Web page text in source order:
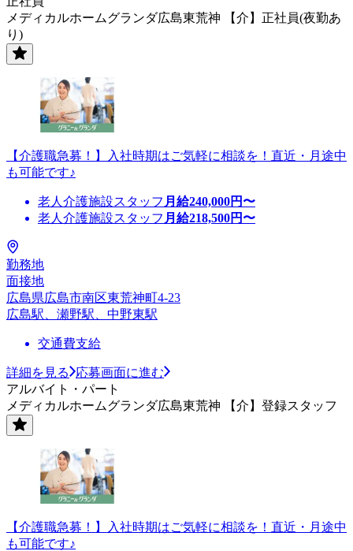
メディカルホームグランダ広島東荒神 【介】正社員(夜勤あ
り)
【介護職急募！】入社時期はご気軽に相談を！直近・月途中
も可能です♪
老人介護施設スタッフ 月給240,000円〜
老人介護施設スタッフ 月給218,500円〜
勤務地
面接地
広島県広島市南区東荒神町4-23
広島駅、瀬野駅、中野東駅
交通費支給
詳細を見る
応募画面に進む
アルバイト・パート
メディカルホームグランダ広島東荒神 【介】登録スタッフ
【介護職急募！】入社時期はご気軽に相談を！直近・月途中
も可能です♪